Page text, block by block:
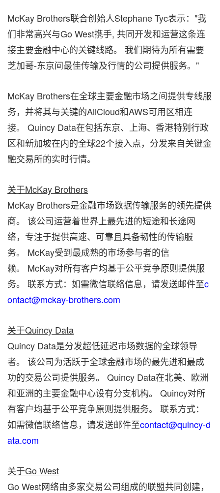
McKay Brothers联合创始人Stephane Tyc表示："我
们非常高兴与Go West携手, 共同开发和运营这条连
接主要金融中心的关键线路。 我们期待为所有需要
芝加哥-东京间最佳传输及行情的公司提供服务。"
McKay Brothers在全球主要金融市场之间提供专线服
务，并将其与关键的AliCloud和AWS可用区相连
接。 Quincy Data在包括东京、上海、香港特别行政
区和新加坡在内的全球22个接入点，分发来自关键金
融交易所的实时行情。
关于McKay Brothers
McKay Brothers是金融市场数据传输服务的领先提供
商。 该公司运营着世界上最先进的短途和长途网
络，专注于提供高速、可靠且具备韧性的传输服
务。 McKay受到最成熟的市场参与者的信
赖。 McKay对所有客户均基于公平竞争原则提供服
务。 联系方式：如需微信联络信息，请发送邮件至c
ontact@mckay-brothers.com
关于Quincy Data
Quincy Data是分发超低延迟市场数据的全球领导
者。 该公司为活跃于全球金融市场的最先进和最成
功的交易公司提供服务。 Quincy Data在北美、欧洲
和亚洲的主要金融中心设有分支机构。 Quincy对所
有客户均基于公平竞争原则提供服务。 联系方式：
如需微信联络信息，请发送邮件至contact@quincy-d
ata.com
关于Go West
Go West网络由多家交易公司组成的联盟共同创建，